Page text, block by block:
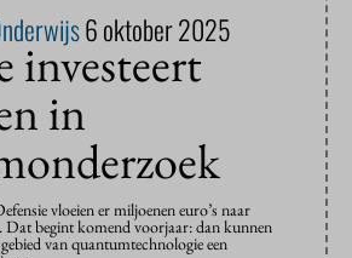
6 oktober 2025
investeert
in
vloeien er miljoenen euro’s naar
Dat begint komend voorjaar: dan kunnen
van quantumtechnologie een